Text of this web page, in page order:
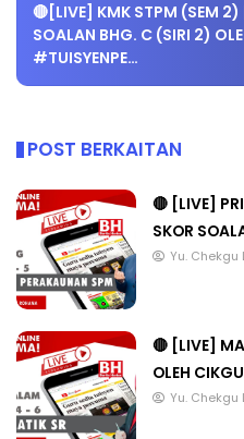
🔴[LIVE] KMK STPM (SEM 2)
SOALAN BHG. C (SIRI 2)
#TUISYENPE…
POST BERKAITAN
🔴 [LIVE]
SKOR
Yu. Chekgu
🔴 [LIVE]
OLEH
Yu. Chekgu